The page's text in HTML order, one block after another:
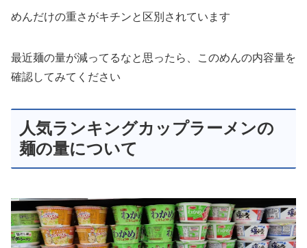
めんだけの重さがキチンと区別されています
最近麺の量が減ってるなと思ったら、このめんの内容量を
確認してみてください
人気ランキングカップラーメンの
麺の量について